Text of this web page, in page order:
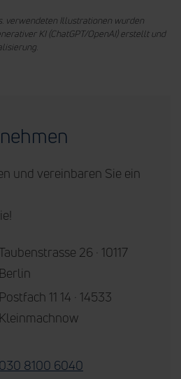
verwendeten Illustrationen wurden
KI (ChatGPT/OpenAI) erstellt und
und vereinbaren Sie ein
26 · 10117
Berlin
Postfach 11 14 · 14533
Kleinmachnow
030 8100 6040